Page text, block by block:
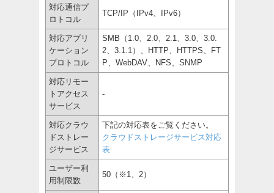
対応通信プ
ロトコル
TCP/IP（IPv4、IPv6）
対応アプリ
ケーション
プロトコル
SMB（1.0、2.0、2.1、3.0、3.0.
2、3.1.1）、HTTP、HTTPS、FT
P、WebDAV、NFS、SNMP
対応リモー
トアクセス
サービス
-
対応クラウ
ドストレー
ジサービス
下記の対応表をご覧ください。
クラウドストレージサービス対応
表
ユーザー利
用制限数
50（※1、2）